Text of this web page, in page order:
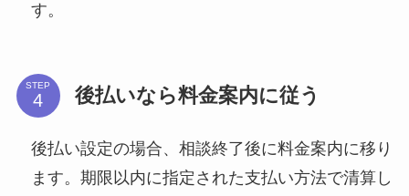
す。
STEP 後払いなら料金案内に従う
後払い設定の場合、相談終了後に料金案内に移り
ます。期限以内に指定された支払い方法で清算し